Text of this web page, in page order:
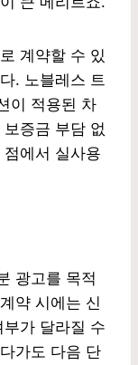
계약할 수 있
. 노블레스 트
이 적용된 차
증금 부담 없
에서 실사용
광고를 목적
약 시에는 신
가 달라질 수
가도 다음 단